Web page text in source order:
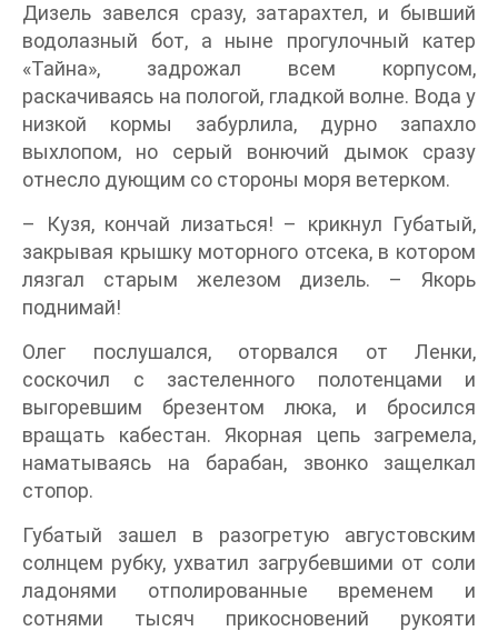
Дизель завелся сразу, затарахтел, и бывший
водолазный бот, а ныне прогулочный катер
«Тайна», задрожал всем корпусом,
раскачиваясь на пологой, гладкой волне. Вода у
низкой кормы забурлила, дурно запахло
выхлопом, но серый вонючий дымок сразу
отнесло дующим со стороны моря ветерком.
– Кузя, кончай лизаться! – крикнул Губатый,
закрывая крышку моторного отсека, в котором
лязгал старым железом дизель. – Якорь
поднимай!
Олег послушался, оторвался от Ленки,
соскочил с застеленного полотенцами и
выгоревшим брезентом люка, и бросился
вращать кабестан. Якорная цепь загремела,
наматываясь на барабан, звонко защелкал
стопор.
Губатый зашел в разогретую августовским
солнцем рубку, ухватил загрубевшими от соли
ладонями отполированные временем и
сотнями тысяч прикосновений рукояти